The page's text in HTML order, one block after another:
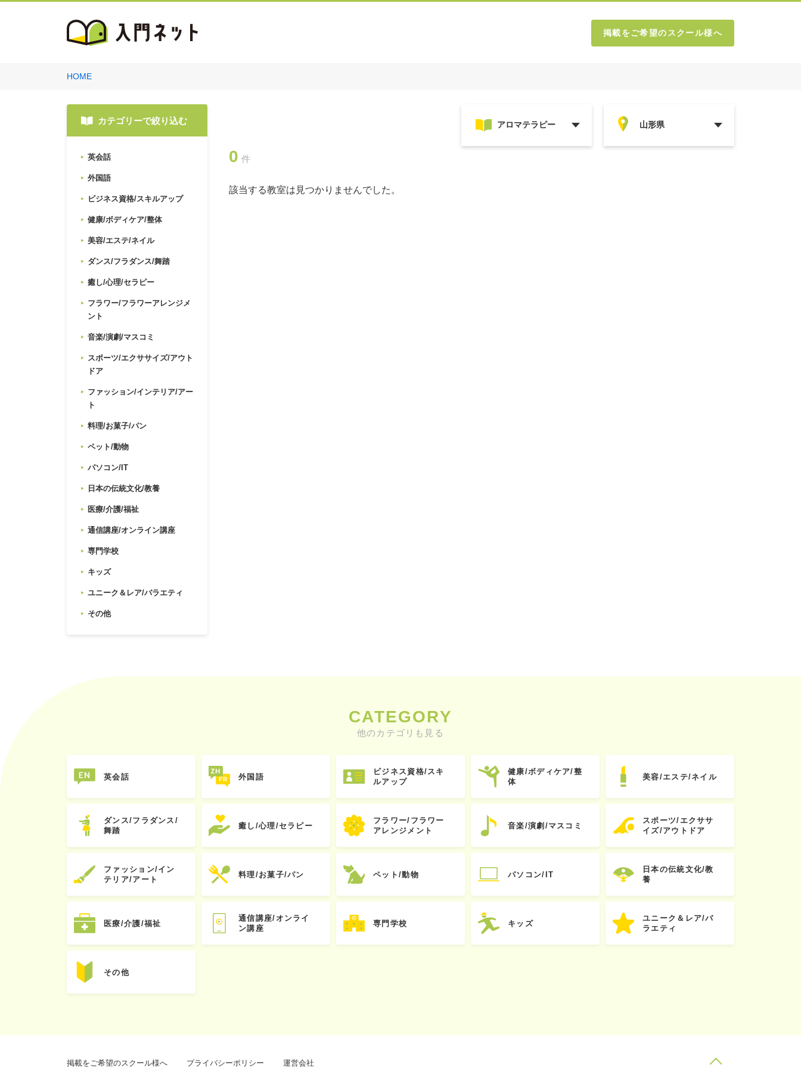
掲載をご希望のスクール様へ
HOME
カテゴリーで絞り込む
英会話
外国語
ビジネス資格/スキルアップ
健康/ボディケア/整体
美容/エステ/ネイル
ダンス/フラダンス/舞踏
癒し/心理/セラピー
フラワー/フラワーアレンジメ
ント
音楽/演劇/マスコミ
スポーツ/エクササイズ/アウト
ドア
ファッション/インテリア/アー
ト
料理/お菓子/パン
ペット/動物
パソコン/IT
日本の伝統文化/教養
医療/介護/福祉
通信講座/オンライン講座
専門学校
キッズ
ユニーク＆レア/バラエティ
その他
0 件
該当する教室は見つかりませんでした。
CATEGORY
他のカテゴリも見る
英会話 外国語
ビジネス資格/スキ
ルアップ
健康/ボディケア/整
体
美容/エステ/ネイル
ダンス/フラダンス/
舞踏
癒し/心理/セラピー
フラワー/フラワー
アレンジメント
音楽/演劇/マスコミ
スポーツ/エクササ
イズ/アウトドア
ファッション/イン
テリア/アート
料理/お菓子/パン ペット/動物 パソコン/IT
日本の伝統文化/教
養
医療/介護/福祉
通信講座/オンライ
ン講座
専門学校 キッズ
ユニーク＆レア/バ
ラエティ
その他
掲載をご希望のスクール様へ プライバシーポリシー 運営会社